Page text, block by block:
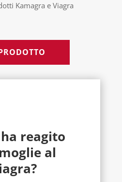
Kamagra e Viagra
reagito
al